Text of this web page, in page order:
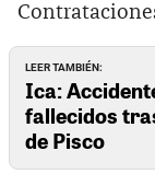
LEER TAMBIÉN:
Ica:
fallecidos
de Pisco